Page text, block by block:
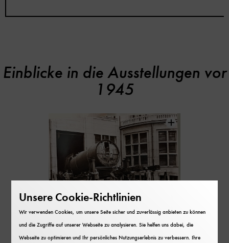
Einblicke in die Ausstellungen vor
1945
Inhaltskarussell
Unsere Cookie-Richtlinien
Wir verwenden Cookies, um unsere Seite sicher und zuverlässig anbieten zu können
und die Zugriffe auf unserer Webseite zu analysieren. Sie helfen uns dabei, die
Webseite zu optimieren und Ihr persönliches Nutzungserlebnis zu verbessern. Ihre